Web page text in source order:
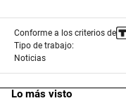
Conforme a los criterios de
Tipo de trabajo:
Noticias
Lo más visto